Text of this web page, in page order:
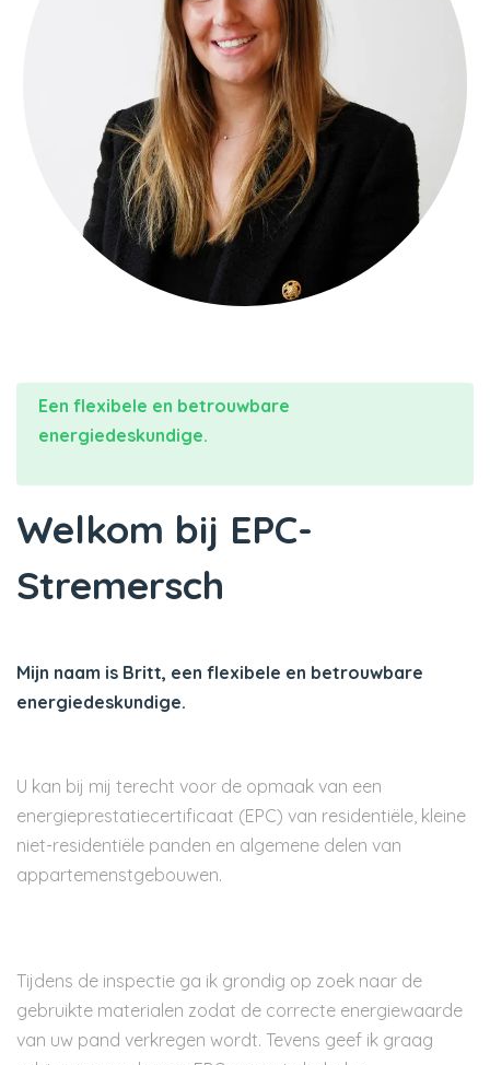
Een flexibele en betrouwbare
energiedeskundige.
Welkom bij EPC-
Stremersch
Mijn naam is Britt, een flexibele en betrouwbare
energiedeskundige.
U kan bij mij terecht voor de opmaak van een
energieprestatiecertificaat (EPC) van residentiële, kleine
niet-residentiële panden en algemene delen van
appartemenstgebouwen.
Tijdens de inspectie ga ik grondig op zoek naar de
gebruikte materialen zodat de correcte energiewaarde
van uw pand verkregen wordt. Tevens geef ik graag